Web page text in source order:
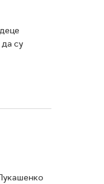
су